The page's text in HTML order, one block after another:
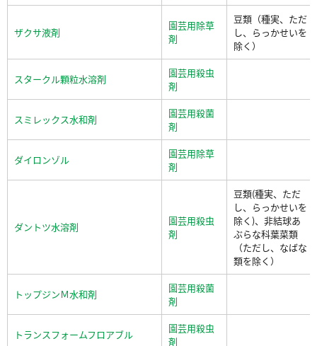
ザクサ液剤
園芸用除草
剤
豆類（種実、ただ
し、らっかせいを
除く）
スタークル顆粒水溶剤
園芸用殺虫
剤
スミレックス水和剤
園芸用殺菌
剤
ダイロンゾル
園芸用除草
剤
ダントツ水溶剤
園芸用殺虫
剤
豆類(種実、ただ
し、らっかせいを
除く)、非結球あ
ぶらな科葉菜類
（ただし、なばな
類を除く）
トップジンＭ水和剤
園芸用殺菌
剤
トランスフォームフロアブル
園芸用殺虫
剤